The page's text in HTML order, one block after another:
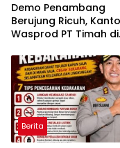
Demo Penambang
Berujung Ricuh,
Wasprod PT Timah di
Berita